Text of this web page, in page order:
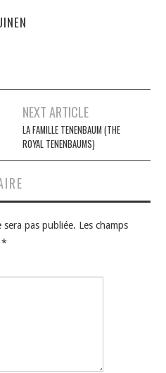
NEXT ARTICLE
LA FAMILLE TENENBAUM (THE
ROYAL TENENBAUMS)
sera pas publiée. Les champs
*